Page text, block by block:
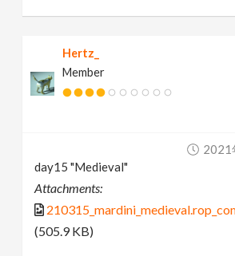
Hertz_
Member
2021
day15 "Medieval"
Attachments:
(505.9 KB)